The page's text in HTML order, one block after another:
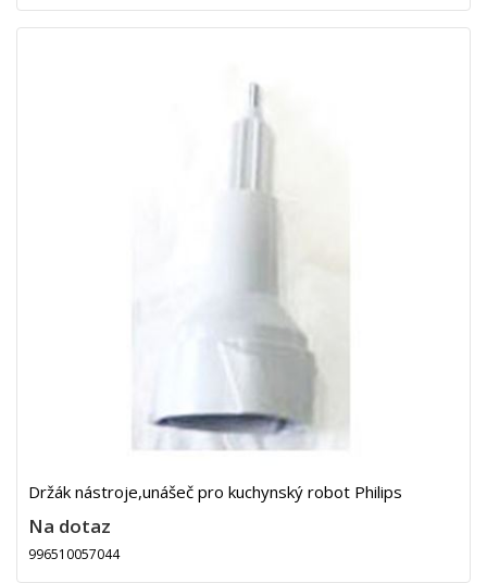
Držák nástroje,unášeč pro kuchynský robot Philips
Na dotaz
996510057044